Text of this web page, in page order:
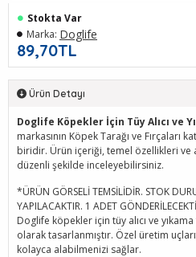
89,70TL
Stokta Var
Marka: Doglife
Ürün Detayı
Doglife Köpekler İçin Tüy Alıcı ve
markasının Köpek Tarağı ve Fırçaları
biridir. Ürün içeriği, temel özellikleri ve
düzenli şekilde inceleyebilirsiniz.
*ÜRÜN GÖRSELİ TEMSİLİDİR. STOK
YAPILACAKTIR. 1 ADET
Doglife köpekler için tüy alıcı ve
olarak tasarlanmıştır. Özel üretim
kolayca alabilmenizi sağlar.